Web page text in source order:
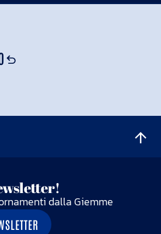
dalla Giemme